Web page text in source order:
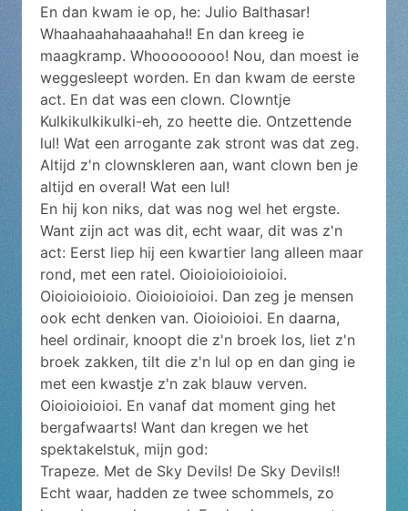
En dan kwam ie op, he: Julio Balthasar!
Whaahaahahaaahaha!! En dan kreeg ie
maagkramp. Whoooooooo! Nou, dan moest ie
weggesleept worden. En dan kwam de eerste
act. En dat was een clown. Clowntje
Kulkikulkikulki-eh, zo heette die. Ontzettende
lul! Wat een arrogante zak stront was dat zeg.
Altijd z'n clownskleren aan, want clown ben je
altijd en overal! Wat een lul!
En hij kon niks, dat was nog wel het ergste.
Want zijn act was dit, echt waar, dit was z'n
act: Eerst liep hij een kwartier lang alleen maar
rond, met een ratel. Oioioioioioioioi.
Oioioioioioio. Oioioioioioi. Dan zeg je mensen
ook echt denken van. Oioioioioi. En daarna,
heel ordinair, knoopt die z'n broek los, liet z'n
broek zakken, tilt die z'n lul op en dan ging ie
met een kwastje z'n zak blauw verven.
Oioioioioioi. En vanaf dat moment ging het
bergafwaarts! Want dan kregen we het
spektakelstuk, mijn god:
Trapeze. Met de Sky Devils! De Sky Devils!!
Echt waar, hadden ze twee schommels, zo